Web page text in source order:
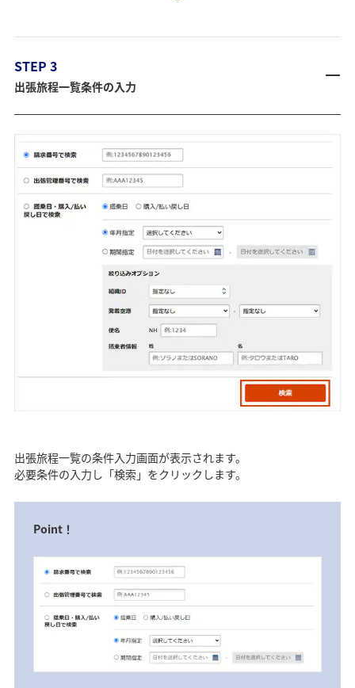
STEP 3
出張旅程一覧条件の入力
出張旅程一覧の条件入力画面が表示されます。
必要条件の入力し「検索」をクリックします。
Point！